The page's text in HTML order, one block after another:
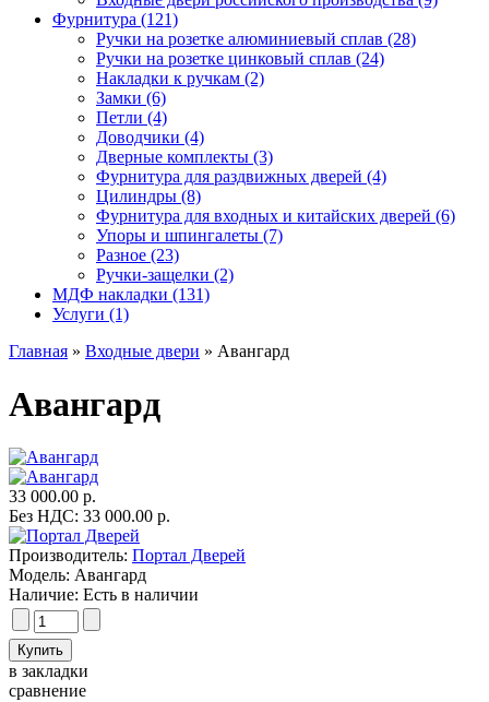
Фурнитура (121)
Ручки на розетке алюминиевый сплав (28)
Ручки на розетке цинковый сплав (24)
Накладки к ручкам (2)
Замки (6)
Петли (4)
Доводчики (4)
Дверные комплекты (3)
Фурнитура для раздвижных дверей (4)
Цилиндры (8)
Фурнитура для входных и китайских дверей (6)
Упоры и шпингалеты (7)
Разное (23)
Ручки-защелки (2)
МДФ накладки (131)
Услуги (1)
Главная » Входные двери » Авангард
Авангард
33 000.00 р.
Без НДС: 33 000.00 р.
Производитель: Портал Дверей
Модель: Авангард
Наличие: Есть в наличии
в закладки
сравнение